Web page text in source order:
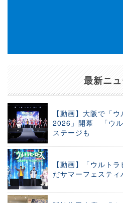
最新ニ
【動画】大阪で「
2026」開幕 「ウル
ステージも
【動画】「ウルト
だサマーフェステ